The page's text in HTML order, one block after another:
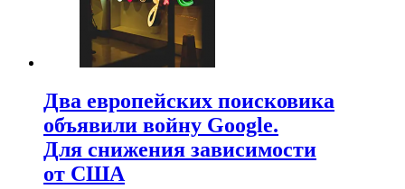
Два европейских поисковика
объявили войну Google.
Для снижения зависимости
от США